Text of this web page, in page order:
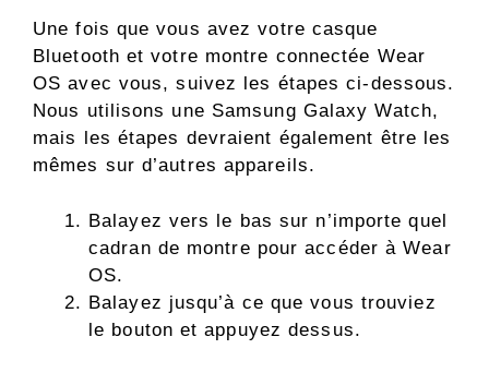
Une fois que vous avez votre casque
Bluetooth et votre montre connectée Wear
OS avec vous, suivez les étapes ci-dessous.
Nous utilisons une Samsung Galaxy Watch,
mais les étapes devraient également être les
mêmes sur d’autres appareils.
Balayez vers le bas sur n’importe quel
cadran de montre pour accéder à Wear
OS.
Balayez jusqu’à ce que vous trouviez
le bouton et appuyez dessus.